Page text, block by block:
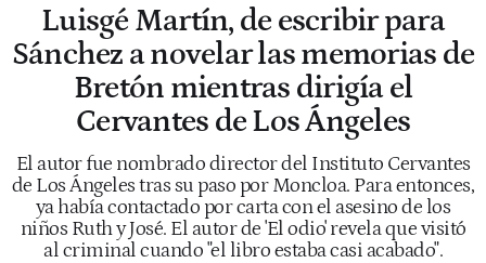
Luisgé Martín, de escribir para
Sánchez a novelar las memorias de
Bretón mientras dirigía el
Cervantes de Los Ángeles
El autor fue nombrado director del Instituto Cervantes
de Los Ángeles tras su paso por Moncloa. Para entonces,
ya había contactado por carta con el asesino de los
niños Ruth y José. El autor de 'El odio' revela que visitó
al criminal cuando "el libro estaba casi acabado".